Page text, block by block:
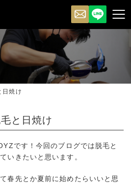
日焼け
と日焼け
です！今回のブログでは脱毛と
いきたいと思います。
春先とか夏前に始めたらいいと思